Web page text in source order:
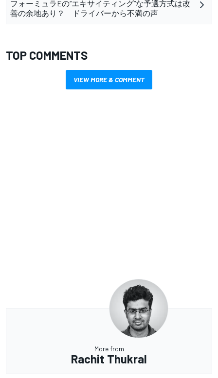
フォーミュラEの“エキサイティング”な予選方式は改
善の余地あり？ ドライバーから不満の声
TOP COMMENTS
VIEW MORE & COMMENT
More from
Rachit Thukral